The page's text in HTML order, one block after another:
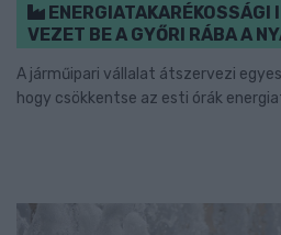
ENERGIATAKARÉKOSSÁGI
VEZET BE A GYŐRI RÁBA A
A járműipari vállalat átszervezi
hogy csökkentse az esti órák